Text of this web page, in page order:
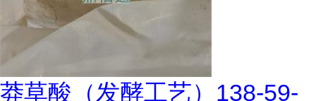
莽草酸（发酵工艺）138-59-